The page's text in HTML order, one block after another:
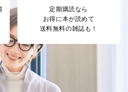
、市町村などの名称および郵便
いはクレジットカードの有効
やご請求を行う上で支障がある
には、当社が登録情報を変更さ
ます。
、提出していただく書面等
電子メールにて下記までお申
求めに際して提出していただ
際にご案内いたします。
定期購読なら
お得に本が読めて
送料無料の雑誌も！